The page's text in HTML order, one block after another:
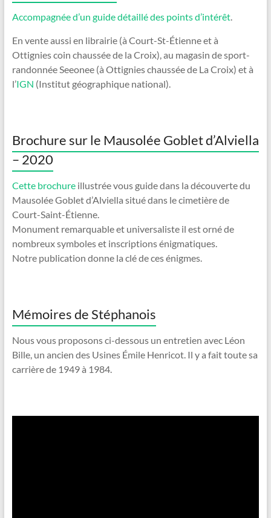
Accompagnée d’un guide détaillé des points d’intérêt.
En vente aussi en librairie (à Court-St-Étienne et à
Ottignies coin chaussée de la Croix), au magasin de sport-
randonnée Seeonee (à Ottignies chaussée de La Croix) et à
l’IGN (Institut géographique national).
Brochure sur le Mausolée Goblet d’Alviella
– 2020
Cette brochureillustrée vous guide dans la découverte du
Mausolée Goblet d’Alviella situé dans le cimetière de
Court-Saint-Étienne.
Monument remarquable et universaliste il est orné de
nombreux symboles et inscriptions énigmatiques.
Notre publication donne la clé de ces énigmes.
Mémoires de Stéphanois
Nous vous proposons ci-dessous un entretien avec Léon
Bille, un ancien des Usines Émile Henricot. Il y a fait toute sa
carrière de 1949 à 1984.